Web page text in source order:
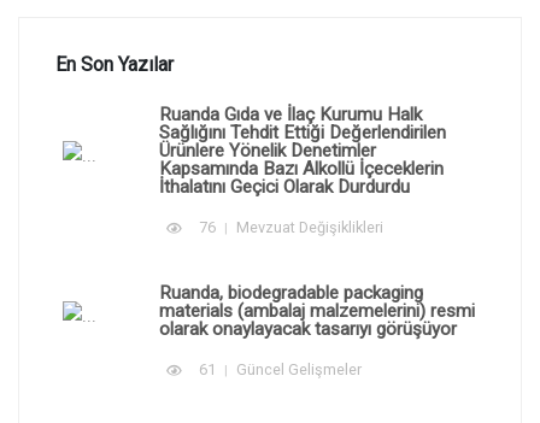
En Son Yazılar
Ruanda Gıda ve İlaç Kurumu Halk
Sağlığını Tehdit Ettiği Değerlendirilen
Ürünlere Yönelik Denetimler
Kapsamında Bazı Alkollü İçeceklerin
İthalatını Geçici Olarak Durdurdu
76 Mevzuat Değişiklikleri
Ruanda, biodegradable packaging
materials (ambalaj malzemelerini) resmi
olarak onaylayacak tasarıyı görüşüyor
61 Güncel Gelişmeler